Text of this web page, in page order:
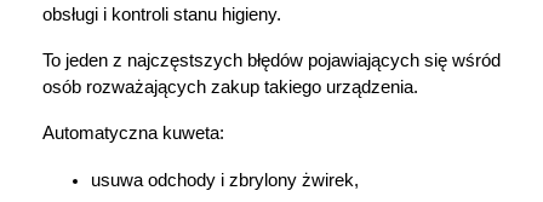
obsługi i kontroli stanu higieny.
To jeden z najczęstszych błędów pojawiających się wśród
osób rozważających zakup takiego urządzenia.
Automatyczna kuweta:
usuwa odchody i zbrylony żwirek,